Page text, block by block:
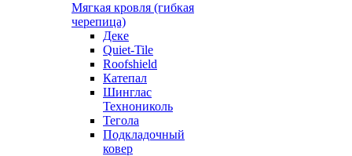
Мягкая кровля (гибкая
черепица)
Деке
Quiet-Tile
Roofshield
Катепал
Шинглас
Технониколь
Тегола
Подкладочный
ковер